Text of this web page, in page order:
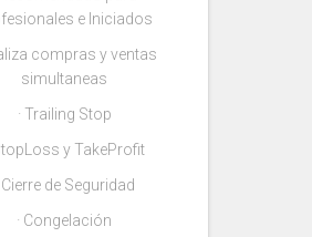
e Iniciados
compras y ventas
simultaneas
· Trailing Stop
y TakeProfit
Cierre de Seguridad
· Congelación